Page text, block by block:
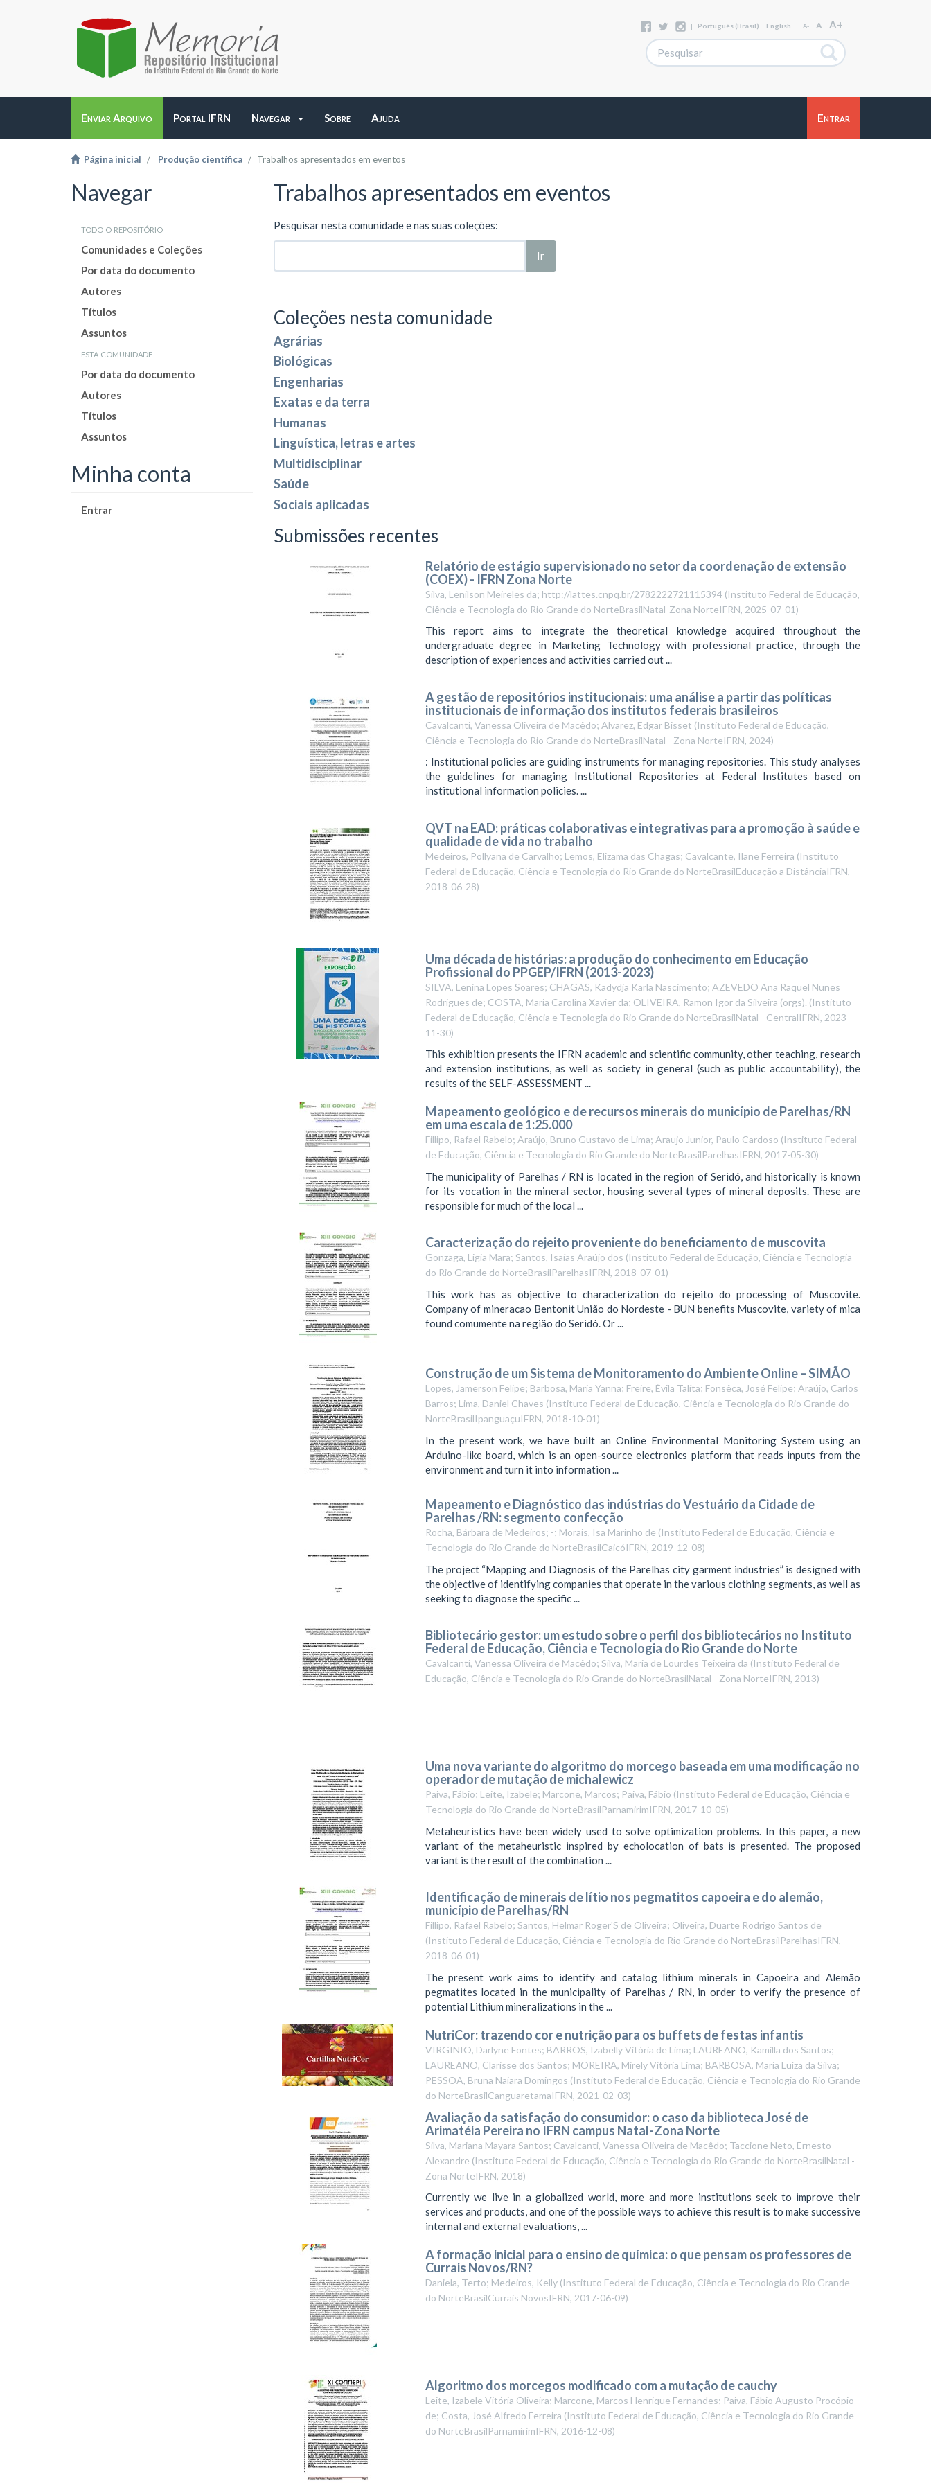
| Português (Brasil) English | A- A A+
Enviar Arquivo Portal IFRN Navegar Sobre Ajuda Entrar
Página inicial Produção científica Trabalhos apresentados em eventos
Navegar
todo o repositório
Comunidades e Coleções
Por data do documento
Autores
Títulos
Assuntos
esta comunidade
Por data do documento
Autores
Títulos
Assuntos
Minha conta
Entrar
Trabalhos apresentados em eventos
Pesquisar nesta comunidade e nas suas coleções:
Ir
Coleções nesta comunidade
Agrárias
Biológicas
Engenharias
Exatas e da terra
Humanas
Linguística, letras e artes
Multidisciplinar
Saúde
Sociais aplicadas
Submissões recentes
Relatório de estágio supervisionado no setor da coordenação de extensão
(COEX) - IFRN Zona Norte
Silva, Lenilson Meireles da; http://lattes.cnpq.br/2782222721115394 (Instituto Federal de Educação,
Ciência e Tecnologia do Rio Grande do NorteBrasilNatal-Zona NorteIFRN, 2025-07-01)
This report aims to integrate the theoretical knowledge acquired throughout the
undergraduate degree in Marketing Technology with professional practice, through the
description of experiences and activities carried out ...
A gestão de repositórios institucionais: uma análise a partir das políticas
institucionais de informação dos institutos federais brasileiros
Cavalcanti, Vanessa Oliveira de Macêdo; Alvarez, Edgar Bisset (Instituto Federal de Educação,
Ciência e Tecnologia do Rio Grande do NorteBrasilNatal - Zona NorteIFRN, 2024)
: Institutional policies are guiding instruments for managing repositories. This study analyses
the guidelines for managing Institutional Repositories at Federal Institutes based on
institutional information policies. ...
QVT na EAD: práticas colaborativas e integrativas para a promoção à saúde e
qualidade de vida no trabalho
Medeiros, Pollyana de Carvalho; Lemos, Elizama das Chagas; Cavalcante, Ilane Ferreira (Instituto
Federal de Educação, Ciência e Tecnologia do Rio Grande do NorteBrasilEducação a DistânciaIFRN,
2018-06-28)
Uma década de histórias: a produção do conhecimento em Educação
Profissional do PPGEP/IFRN (2013-2023)
SILVA, Lenina Lopes Soares; CHAGAS, Kadydja Karla Nascimento; AZEVEDO Ana Raquel Nunes
Rodrigues de; COSTA, Maria Carolina Xavier da; OLIVEIRA, Ramon Igor da Silveira (orgs). (Instituto
Federal de Educação, Ciência e Tecnologia do Rio Grande do NorteBrasilNatal - CentralIFRN, 2023-
11-30)
This exhibition presents the IFRN academic and scientific community, other teaching, research
and extension institutions, as well as society in general (such as public accountability), the
results of the SELF-ASSESSMENT ...
Mapeamento geológico e de recursos minerais do município de Parelhas/RN
em uma escala de 1:25.000
Fillipo, Rafael Rabelo; Araújo, Bruno Gustavo de Lima; Araujo Junior, Paulo Cardoso (Instituto Federal
de Educação, Ciência e Tecnologia do Rio Grande do NorteBrasilParelhasIFRN, 2017-05-30)
The municipality of Parelhas / RN is located in the region of Seridó, and historically is known
for its vocation in the mineral sector, housing several types of mineral deposits. These are
responsible for much of the local ...
Caracterização do rejeito proveniente do beneficiamento de muscovita
Gonzaga, Ligia Mara; Santos, Isaías Araújo dos (Instituto Federal de Educação, Ciência e Tecnologia
do Rio Grande do NorteBrasilParelhasIFRN, 2018-07-01)
This work has as objective to characterization do rejeito do processing of Muscovite.
Company of mineracao Bentonit União do Nordeste - BUN benefits Muscovite, variety of mica
found comumente na região do Seridó. Or ...
Construção de um Sistema de Monitoramento do Ambiente Online – SIMÃO
Lopes, Jamerson Felipe; Barbosa, Maria Yanna; Freire, Évila Talíta; Fonsêca, José Felipe; Araújo, Carlos
Barros; Lima, Daniel Chaves (Instituto Federal de Educação, Ciência e Tecnologia do Rio Grande do
NorteBrasilIpanguaçuIFRN, 2018-10-01)
In the present work, we have built an Online Environmental Monitoring System using an
Arduino-like board, which is an open-source electronics platform that reads inputs from the
environment and turn it into information ...
Mapeamento e Diagnóstico das indústrias do Vestuário da Cidade de
Parelhas /RN: segmento confecção
Rocha, Bárbara de Medeiros; -; Morais, Isa Marinho de (Instituto Federal de Educação, Ciência e
Tecnologia do Rio Grande do NorteBrasilCaicóIFRN, 2019-12-08)
The project “Mapping and Diagnosis of the Parelhas city garment industries” is designed with
the objective of identifying companies that operate in the various clothing segments, as well as
seeking to diagnose the specific ...
Bibliotecário gestor: um estudo sobre o perfil dos bibliotecários no Instituto
Federal de Educação, Ciência e Tecnologia do Rio Grande do Norte
Cavalcanti, Vanessa Oliveira de Macêdo; Silva, Maria de Lourdes Teixeira da (Instituto Federal de
Educação, Ciência e Tecnologia do Rio Grande do NorteBrasilNatal - Zona NorteIFRN, 2013)
Uma nova variante do algoritmo do morcego baseada em uma modificação no
operador de mutação de michalewicz
Paiva, Fábio; Leite, Izabele; Marcone, Marcos; Paiva, Fábio (Instituto Federal de Educação, Ciência e
Tecnologia do Rio Grande do NorteBrasilParnamirimIFRN, 2017-10-05)
Metaheuristics have been widely used to solve optimization problems. In this paper, a new
variant of the metaheuristic inspired by echolocation of bats is presented. The proposed
variant is the result of the combination ...
Identificação de minerais de lítio nos pegmatitos capoeira e do alemão,
município de Parelhas/RN
Fillipo, Rafael Rabelo; Santos, Helmar Roger'S de Oliveira; Oliveira, Duarte Rodrigo Santos de
(Instituto Federal de Educação, Ciência e Tecnologia do Rio Grande do NorteBrasilParelhasIFRN,
2018-06-01)
The present work aims to identify and catalog lithium minerals in Capoeira and Alemão
pegmatites located in the municipality of Parelhas / RN, in order to verify the presence of
potential Lithium mineralizations in the ...
NutriCor: trazendo cor e nutrição para os buffets de festas infantis
VIRGINIO, Darlyne Fontes; BARROS, Izabelly Vitória de Lima; LAUREANO, Kamilla dos Santos;
LAUREANO, Clarisse dos Santos; MOREIRA, Mirely Vitória Lima; BARBOSA, Maria Luíza da Silva;
PESSOA, Bruna Naiara Domingos (Instituto Federal de Educação, Ciência e Tecnologia do Rio Grande
do NorteBrasilCanguaretamaIFRN, 2021-02-03)
Avaliação da satisfação do consumidor: o caso da biblioteca José de
Arimatéia Pereira no IFRN campus Natal-Zona Norte
Silva, Mariana Mayara Santos; Cavalcanti, Vanessa Oliveira de Macêdo; Taccione Neto, Ernesto
Alexandre (Instituto Federal de Educação, Ciência e Tecnologia do Rio Grande do NorteBrasilNatal -
Zona NorteIFRN, 2018)
Currently we live in a globalized world, more and more institutions seek to improve their
services and products, and one of the possible ways to achieve this result is to make successive
internal and external evaluations, ...
A formação inicial para o ensino de química: o que pensam os professores de
Currais Novos/RN?
Daniela, Terto; Medeiros, Kelly (Instituto Federal de Educação, Ciência e Tecnologia do Rio Grande
do NorteBrasilCurrais NovosIFRN, 2017-06-09)
Algoritmo dos morcegos modificado com a mutação de cauchy
Leite, Izabele Vitória Oliveira; Marcone, Marcos Henrique Fernandes; Paiva, Fábio Augusto Procópio
de; Costa, José Alfredo Ferreira (Instituto Federal de Educação, Ciência e Tecnologia do Rio Grande
do NorteBrasilParnamirimIFRN, 2016-12-08)